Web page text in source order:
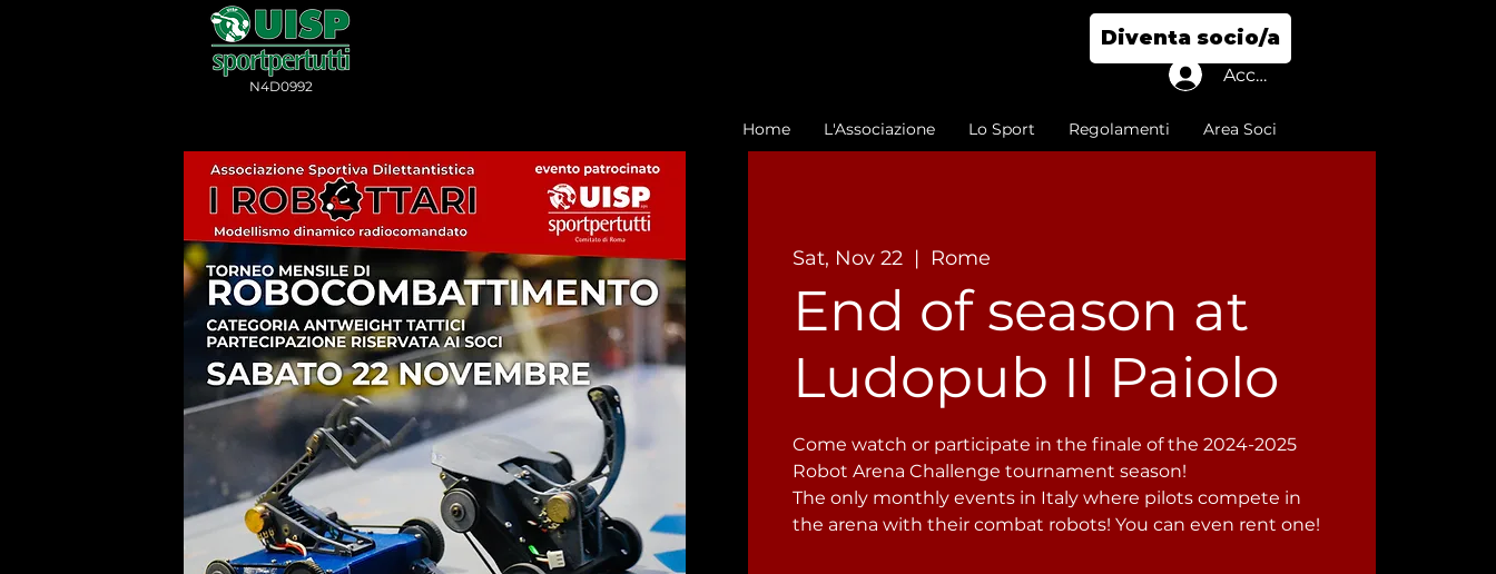
N4D0992
Diventa socio/a
Accedi
Home L'Associazione Lo Sport Regolamenti Area Soci
Sat, Nov 22
  |
Rome
End of season at
Ludopub Il Paiolo
Come watch or participate in the finale of the 2024-2025
Robot Arena Challenge tournament season!
The only monthly events in Italy where pilots compete in
the arena with their combat robots! You can even rent one!